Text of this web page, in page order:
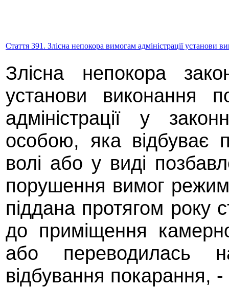
Стаття 391. Злісна непокора вимогам адміністрації установи
Злісна непокора
установи виконання
адміністрації у
особою, яка відбуває
волі або у виді
порушення вимог
піддана протягом року
до приміщення
або переводилась
відбування покарання, -